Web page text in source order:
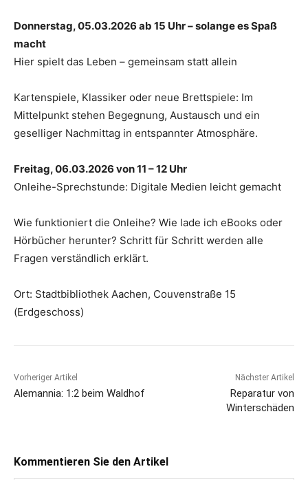
Donnerstag, 05.03.2026 ab 15 Uhr – solange es Spaß
macht
Hier spielt das Leben – gemeinsam statt allein
Kartenspiele, Klassiker oder neue Brettspiele: Im
Mittelpunkt stehen Begegnung, Austausch und ein
geselliger Nachmittag in entspannter Atmosphäre.
Freitag, 06.03.2026 von 11 – 12 Uhr
Onleihe-Sprechstunde: Digitale Medien leicht gemacht
Wie funktioniert die Onleihe? Wie lade ich eBooks oder
Hörbücher herunter? Schritt für Schritt werden alle
Fragen verständlich erklärt.
Ort: Stadtbibliothek Aachen, Couvenstraße 15
(Erdgeschoss)
Vorheriger Artikel
Alemannia: 1:2 beim Waldhof
Nächster Artikel
Reparatur von
Winterschäden
Kommentieren Sie den Artikel